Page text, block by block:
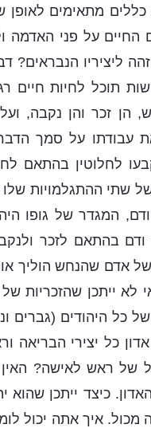
מתאימים לאופן
החיים על פני האדמה
ליציריו הנבראים?
תוכל לחיות חיים
הן זכר והן נקבה,
עבודתו על סמך
לחלוטין בהתאם
שתי ההתגלמויות
המגדר של גופו
בהתאם לזכר
אדם שהנחש הוליך
ייתכן שהזכריות
כל היהודים (גברים
כל יצירי הבריאה
ראש לאישה? האין
כיצד ייתכן שהוא
איך אתה יכול